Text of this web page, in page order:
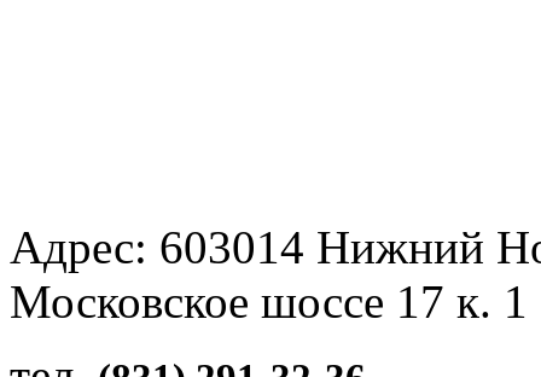
Адрес: 603014 Нижний
Московское шоссе 17 к.